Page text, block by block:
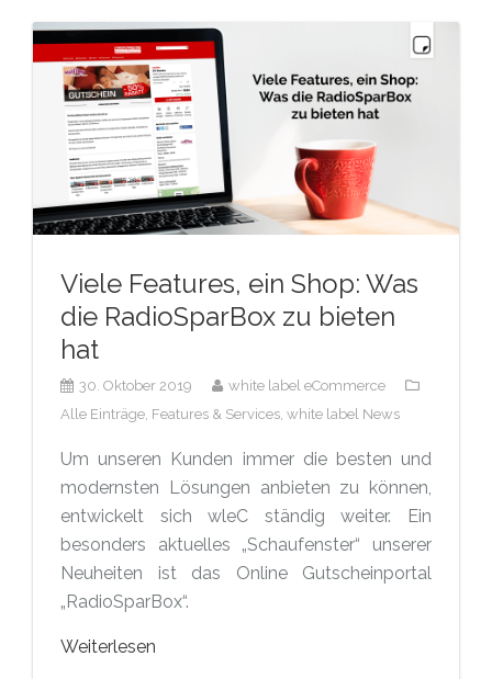
Viele Features, ein Shop: Was
die RadioSparBox zu bieten
hat
30. Oktober 2019
white label eCommerce
Alle Einträge, Features & Services, white label News
Um unseren Kunden immer die besten und
modernsten Lösungen anbieten zu können,
entwickelt sich wleC ständig weiter. Ein
besonders aktuelles „Schaufenster“ unserer
Neuheiten ist das Online Gutscheinportal
„RadioSparBox“.
Weiterlesen